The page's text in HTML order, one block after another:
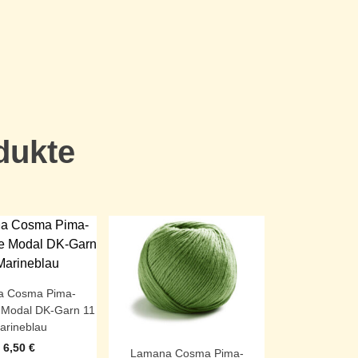
Cosma Pima-
DK-Garn 11
6,50 €
Lamana Cosma Pima-